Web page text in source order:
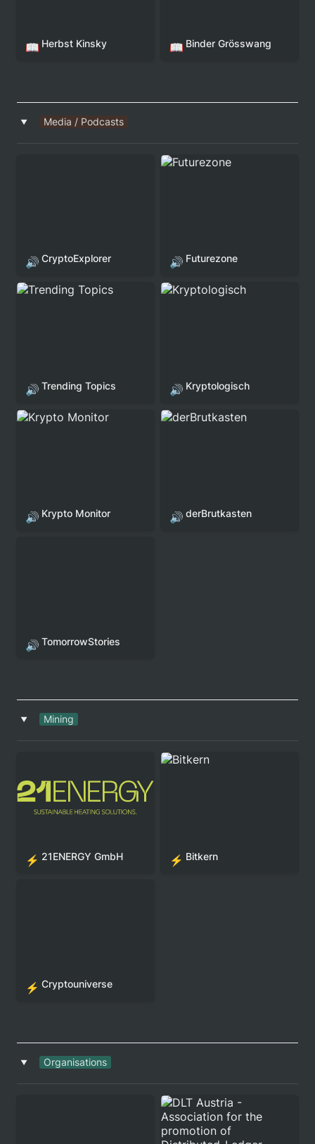
📖 Herbst Kinsky 📖 Binder Grösswang
‣ Media / Podcasts
🔊 CryptoExplorer
Futurezone
🔊 Futurezone
Trending Topics
🔊 Trending Topics
Kryptologisch
🔊 Kryptologisch
Krypto Monitor
🔊 Krypto Monitor
derBrutkasten
🔊 derBrutkasten
🔊 TomorrowStories
‣ Mining
⚡ 21ENERGY GmbH
Bitkern
⚡ Bitkern
⚡ Cryptouniverse
‣ Organisations
DLT Austria - Association
for the promotion of
Distributed-Ledger-